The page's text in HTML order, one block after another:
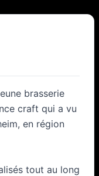
brasserie
craft qui a vu
en région
tout au long